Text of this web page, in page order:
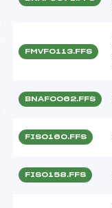
FMVF0113.FFS
BNAF0062.FFS
FIS0160.FFS
FIS0158.FFS